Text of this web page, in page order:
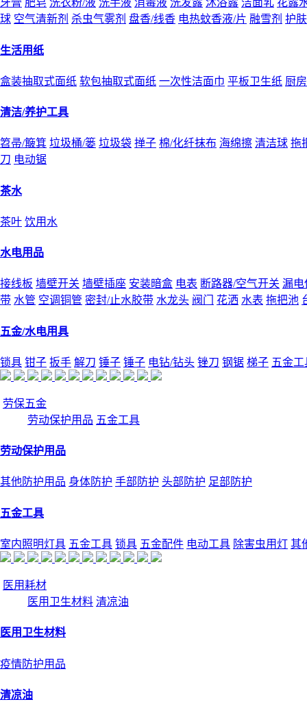
牙膏 肥皂 洗衣粉/液 洗手液 消毒液 洗发露 沐浴露 洁面乳 花露
球 空气清新剂 杀虫气雾剂 盘香/线香 电热蚊香液/片 融雪剂 护
生活用纸
盒装抽取式面纸 软包抽取式面纸 一次性洁面巾 平板卫生纸 厨
清洁/养护工具
笤帚/簸箕 垃圾桶/篓 垃圾袋 掸子 棉/化纤抹布 海绵擦 清洁球 拖
刀 电动锯
茶水
茶叶 饮用水
水电用品
接线板 墙壁开关 墙壁插座 安装暗盒 电表 断路器/空气开关 漏电
带 水管 空调铜管 密封/止水胶带 水龙头 阀门 花洒 水表 拖把池
五金/水电用具
锁具 钳子 扳手 解刀 锤子 锤子 电钻/钻头 锉刀 钢锯 梯子 五金
劳保五金
劳动保护用品 五金工具
劳动保护用品
其他防护用品 身体防护 手部防护 头部防护 足部防护
五金工具
室内照明灯具 五金工具 锁具 五金配件 电动工具 除害虫用灯 其
医用耗材
医用卫生材料 清凉油
医用卫生材料
疫情防护用品
清凉油